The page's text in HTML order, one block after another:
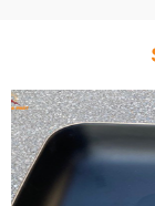
màu, giá thành
Chậu rửa (lavabo):
Đây là nhóm sản
cầu của chủ đầu tư
Cũng có một số
phủ men sứ và cũng